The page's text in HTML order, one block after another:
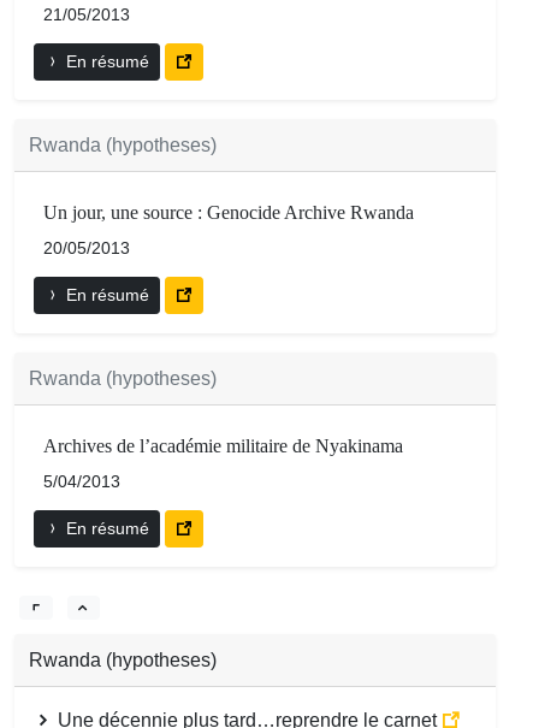
21/05/2013
En résumé
Rwanda (hypotheses)
Un jour, une source : Genocide Archive Rwanda
20/05/2013
En résumé
Rwanda (hypotheses)
Archives de l’académie militaire de Nyakinama
5/04/2013
En résumé
Rwanda (hypotheses)
Une décennie plus tard…reprendre le carnet